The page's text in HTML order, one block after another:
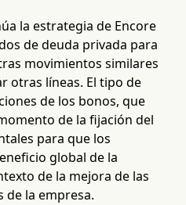
la estrategia de Encore
de deuda privada para
movimientos similares
otras líneas. El tipo de
de los bonos, que
de la fijación del
para que los
global de la
de la mejora de las
de la empresa.